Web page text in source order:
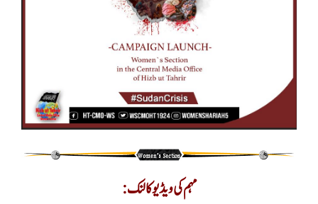
مہم کی ویڈیو کا لنک: